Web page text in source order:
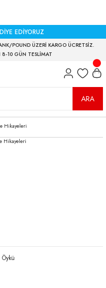
EDİYORUZ
POUND ÜZERİ KARGO ÜCRETSİZ.
8-10 GÜN TESLİMAT
ARA
Hikayeleri